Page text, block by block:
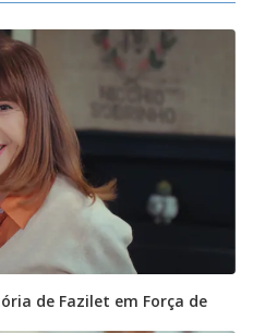
de Fazilet em Força de